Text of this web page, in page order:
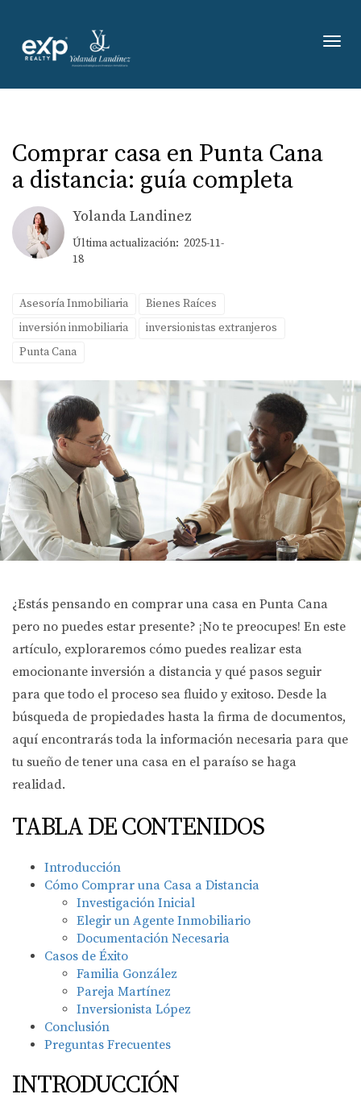
Comprar casa en Punta Cana
a distancia: guía completa
Yolanda Landinez
Última actualización: 2025-11-
18
Asesoría Inmobiliaria
Bienes Raíces
inversión inmobiliaria
inversionistas extranjeros
Punta Cana
¿Estás pensando en comprar una casa en Punta Cana
pero no puedes estar presente? ¡No te preocupes! En este
artículo, exploraremos cómo puedes realizar esta
emocionante inversión a distancia y qué pasos seguir
para que todo el proceso sea fluido y exitoso. Desde la
búsqueda de propiedades hasta la firma de documentos,
aquí encontrarás toda la información necesaria para que
tu sueño de tener una casa en el paraíso se haga
realidad.
TABLA DE CONTENIDOS
Introducción
Cómo Comprar una Casa a Distancia
Investigación Inicial
Elegir un Agente Inmobiliario
Documentación Necesaria
Casos de Éxito
Familia González
Pareja Martínez
Inversionista López
Conclusión
Preguntas Frecuentes
INTRODUCCIÓN